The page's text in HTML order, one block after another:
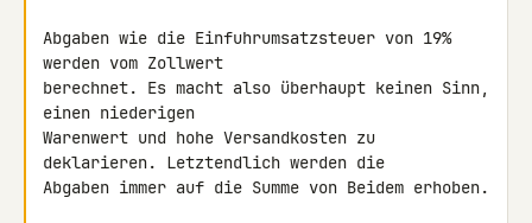
Abgaben wie die Einfuhrumsatzsteuer von 19%
werden vom Zollwert
berechnet. Es macht also überhaupt keinen Sinn,
einen niederigen
Warenwert und hohe Versandkosten zu
deklarieren. Letztendlich werden die
Abgaben immer auf die Summe von Beidem erhoben.